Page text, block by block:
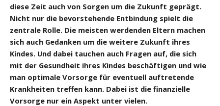
diese Zeit auch von Sorgen um die Zukunft geprägt.
Nicht nur die bevorstehende Entbindung spielt die
zentrale Rolle. Die meisten werdenden Eltern machen
sich auch Gedanken um die weitere Zukunft ihres
Kindes. Und dabei tauchen auch Fragen auf, die sich
mit der Gesundheit ihres Kindes beschäftigen und wie
man optimale Vorsorge für eventuell auftretende
Krankheiten treffen kann. Dabei ist die finanzielle
Vorsorge nur ein Aspekt unter vielen.